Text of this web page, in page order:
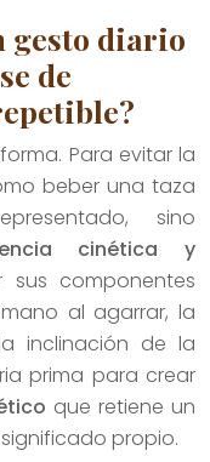
gesto diario
de
Para evitar la
beber una taza
sino
cinética y
sus componentes
al agarrar, la
inclinación de la
prima para crear
que retiene un
propio.